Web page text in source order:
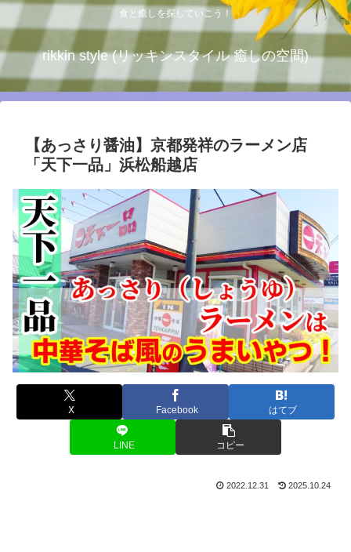
食と癒しを探していこう！
rikkin style (リッキンスタイル 癒しの空間)
【あっさり醤油】京都発祥のラーメン店
「天下一品」浜松船越店
X Facebook はてブ
LINE コピー
2022.12.31 2025.10.24